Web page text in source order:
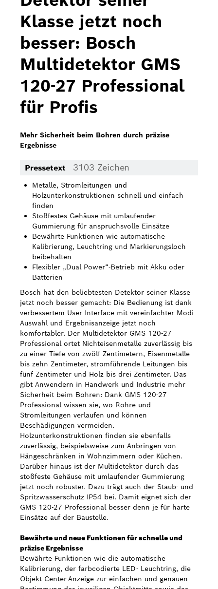
Hausgeräte
Downloads
Pressemappen
Fotos
Videos
Über uns
Bosch in Österreich
Karriere bei Bosch in Österreich
Bosch Weltweit
Kontakt
Klasse jetzt noch
besser: Bosch
Multidetektor GMS
120-27 Professional
für Profis
Mehr Sicherheit beim Bohren durch präzise
Ergebnisse
Pressetext 3103 Zeichen
Metalle, Stromleitungen und
Holzunterkonstruktionen schnell und einfach
finden
Stoßfestes Gehäuse mit umlaufender
Gummierung für anspruchsvolle Einsätze
Bewährte Funktionen wie automatische
Kalibrierung, Leuchtring und Markierungsloch
beibehalten
Flexibler „Dual Power“-Betrieb mit Akku oder
Batterien
Bosch hat den beliebtesten Detektor seiner Klasse
jetzt noch besser gemacht: Die Bedienung ist dank
verbessertem User Interface mit vereinfachter Modi-
Auswahl und Ergebnisanzeige jetzt noch
komfortabler. Der Multidetektor GMS 120-27
Professional ortet Nichteisenmetalle zuverlässig bis
zu einer Tiefe von zwölf Zentimetern, Eisenmetalle
bis zehn Zentimeter, stromführende Leitungen bis
fünf Zentimeter und Holz bis drei Zentimeter. Das
gibt Anwendern in Handwerk und Industrie mehr
Sicherheit beim Bohren: Dank GMS 120-27
Professional wissen sie, wo Rohre und
Stromleitungen verlaufen und können
Beschädigungen vermeiden.
Holzunterkonstruktionen finden sie ebenfalls
zuverlässig, beispielsweise zum Anbringen von
Hängeschränken in Wohnzimmern oder Küchen.
Darüber hinaus ist der Multidetektor durch das
stoßfeste Gehäuse mit umlaufender Gummierung
jetzt noch robuster. Dazu trägt auch der Staub- und
Spritzwasserschutz IP54 bei. Damit eignet sich der
GMS 120-27 Professional besser denn je für harte
Einsätze auf der Baustelle.
Bewährte und neue Funktionen für schnelle und
präzise Ergebnisse
Bewährte Funktionen wie die automatische
Kalibrierung, der farbcodierte LED- Leuchtring, die
Objekt-Center-Anzeige zur einfachen und genauen